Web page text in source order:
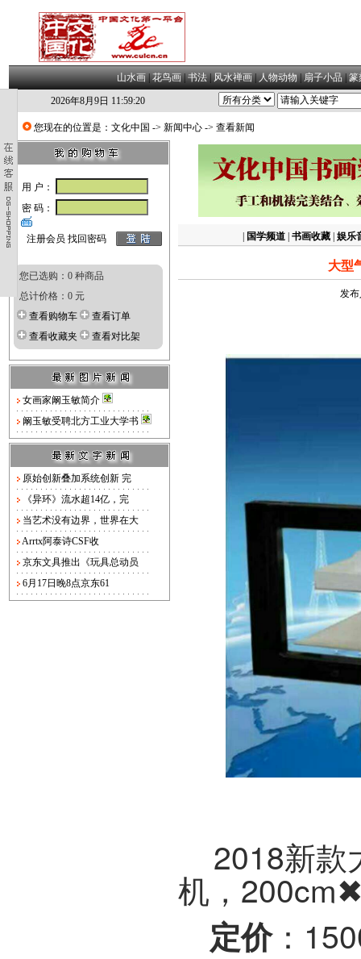
山水画|花鸟画|书法|风水禅画|人物动物|扇子小品|篆
2026年8月9日 11:59:21
您现在的位置是： 文化中国 -> 新闻中心 -> 查看新闻
用 户：
密 码：
注册会员 找回密码
您已选购：0 种商品
总计价格：0 元
查看购物车
查看订单
查看收藏夹
查看对比架
女画家阚玉敏简介
阚玉敏受聘北方工业大学书
原始创新叠加系统创新 完
《异环》流水超14亿，完
当艺术没有边界，世界在大
Arrtx阿泰诗CSF收
京东文具推出《玩具总动员
6月17日晚8点京东61
国学频道 书画收藏 娱乐
大型
发布
2018新款
机，
定价：